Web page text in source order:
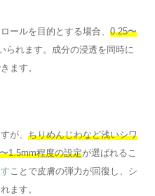
ールを目的とする場合、 0.25〜
られます。成分の浸透を同時に
ます。
が、 ちりめんじわなど浅いシワ
1.5mm程度の設定が選ばれるこ
ことで皮膚の弾力が回復し、シ
ます。